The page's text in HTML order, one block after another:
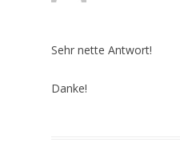
Sehr nette Antwort!
Danke!